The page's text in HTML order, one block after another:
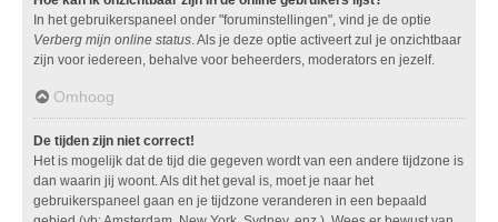
In het gebruikerspaneel onder "foruminstellingen", vind je de optie
Verberg mijn online status. Als je deze optie activeert zul je onzichtbaar
zijn voor iedereen, behalve voor beheerders, moderators en jezelf.
Omhoog
De tijden zijn niet correct!
Het is mogelijk dat de tijd die gegeven wordt van een andere tijdzone is
dan waarin jij woont. Als dit het geval is, moet je naar het
gebruikerspaneel gaan en je tijdzone veranderen in een bepaald